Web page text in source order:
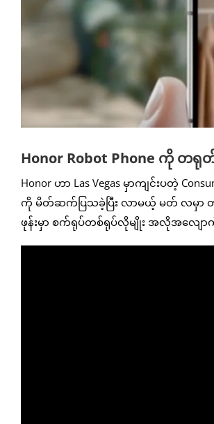
Honor Robot Phone ကို တ
Honor ဟာ Las Vegas မှာကျင်းပတဲ့
ကို မိတ်ဆက်ပြသခဲ့ပြီး လာမယ့် မတ် လမှာ
ဖုန်းမှာ စက်ရုပ်တစ်ရုပ်လိုမျိုး အလိုအလျောက် အ